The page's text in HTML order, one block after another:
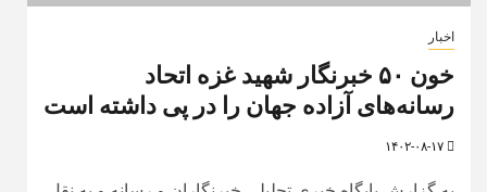
اخبار
خون ۵۰ خبرنگار شهید غزه اتحاد
رسانه‌های آزاده جهان را در پی داشته است